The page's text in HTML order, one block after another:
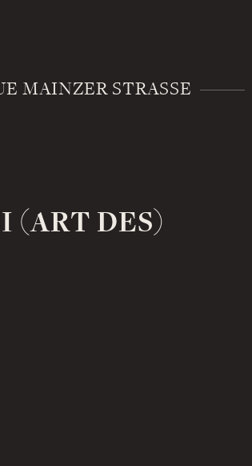
MAINZER STRASSE
(ART DES)